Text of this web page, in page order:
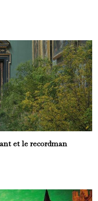
et le recordman